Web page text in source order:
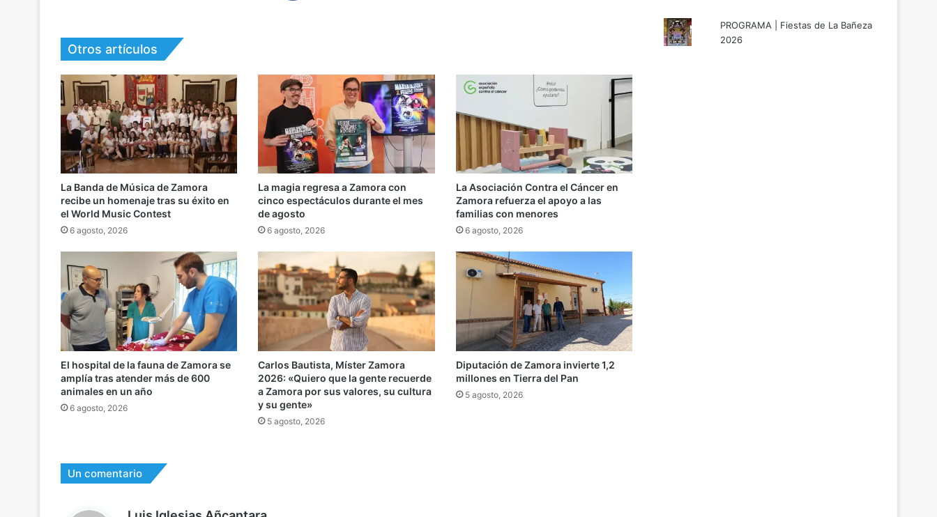
Otros artículos
La Banda de Música de Zamora
recibe un homenaje tras su éxito en
el World Music Contest
6 agosto, 2026
La magia regresa a Zamora con
cinco espectáculos durante el mes
de agosto
6 agosto, 2026
La Asociación Contra el Cáncer en
Zamora refuerza el apoyo a las
familias con menores
6 agosto, 2026
El hospital de la fauna de Zamora se
amplía tras atender más de 600
animales en un año
6 agosto, 2026
Carlos Bautista, Míster Zamora
2026: «Quiero que la gente recuerde
a Zamora por sus valores, su cultura
y su gente»
5 agosto, 2026
Diputación de Zamora invierte 1,2
millones en Tierra del Pan
5 agosto, 2026
Un comentario
PROGRAMA | Fiestas de La Bañeza
2026